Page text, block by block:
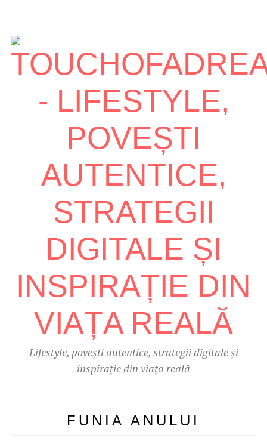
Lifestyle, povești autentice, strategii digitale și
inspirație din viața reală
FUNIA ANULUI